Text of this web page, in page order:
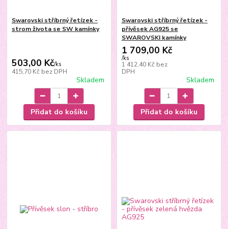
Swarovski stříbrný řetízek -
strom života se SW kamínky
503,00 Kč/ks
415,70 Kč bez DPH
Skladem
Přidat do košíku
Swarovski stříbrný řetízek -
přívěsek AG925 se
SWAROVSKI kamínky
1 709,00 Kč
/ks
1 412,40 Kč bez
DPH
Skladem
Přidat do košíku